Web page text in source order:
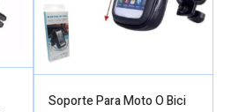
Soporte Para Moto O Bici